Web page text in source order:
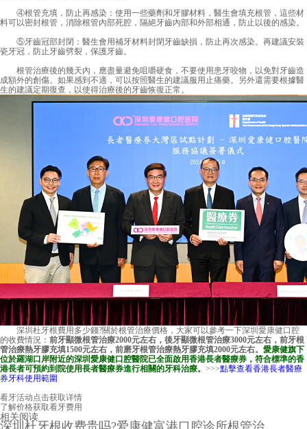
④根管充填，防止再感染：使用一些藥劑和牙膠材料，醫生會填充根管，這些材
料可以密封根管，消除根管內部死腔，隔絕牙齒內部和外部相通，防止以後的感染。
⑤牙齒冠部封閉：醫生會用補牙材料封閉牙齒缺損，防止再次感染。再建議安裝
瓷牙冠，防止牙齒劈裂，保護牙齒。
根管治療後的幾天內，應盡量避免咀嚼硬食，不要使用患牙咬物，以免對牙齒造
成額外的創傷。如果感到不適，可以按照醫生的建議服用止痛藥。另外還需要根據醫
生的建議定期復查，以使得治療後的牙齒恢復正常。
深圳杜牙根費用 多少錢?關於根管治療價格，大家可以參考一下深圳愛康健口腔
的收費情況： 前牙顯微根管治療2000元左右，後牙顯微根管治療3000元左右，前牙根
管治療熱牙膠充填1500元左右，前磨牙根管治療熱牙膠充填2000元左右。 愛康健旗下
位於羅湖口岸附近的深圳愛康健口腔醫院已全面啟用香港長者醫療券，符合標準的香
港長者可預約到院使用長者醫療券進行相關的牙科治療。 >>>點擊查看香港長者醫療
券牙科使用範圍
看牙活动点击获取详情
了解价格获取看牙费用
相关阅读